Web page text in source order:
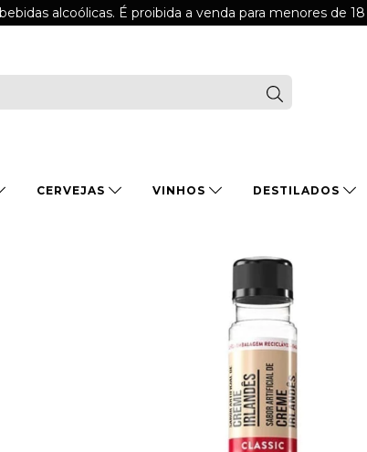
alcoólicas. É proibida a venda para menores de
CERVEJAS VINHOS DESTILADOS